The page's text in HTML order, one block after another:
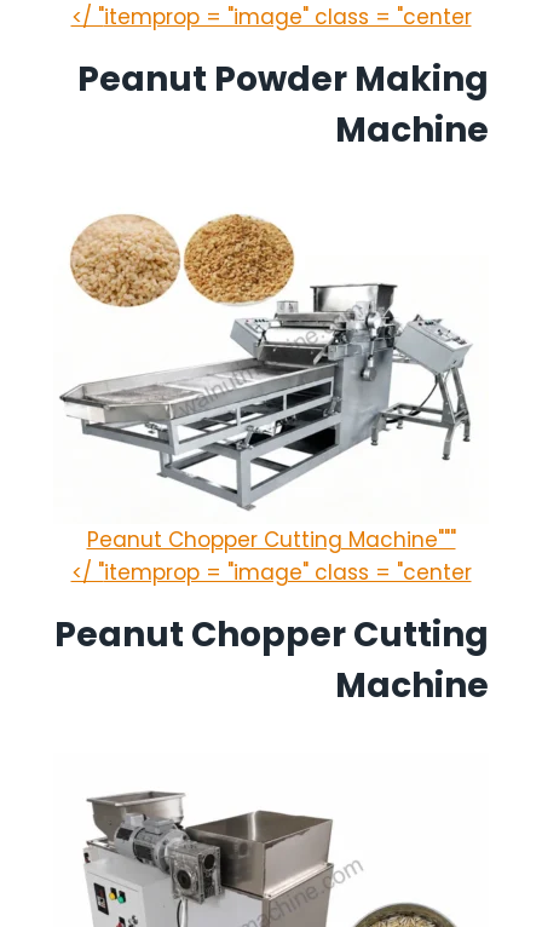
itemprop = "image" class = "center" />
Peanut Powder Making
Machine
Peanut Chopper Cutting Machine"""
itemprop = "image" class = "center" />
Peanut Chopper Cutting
Machine